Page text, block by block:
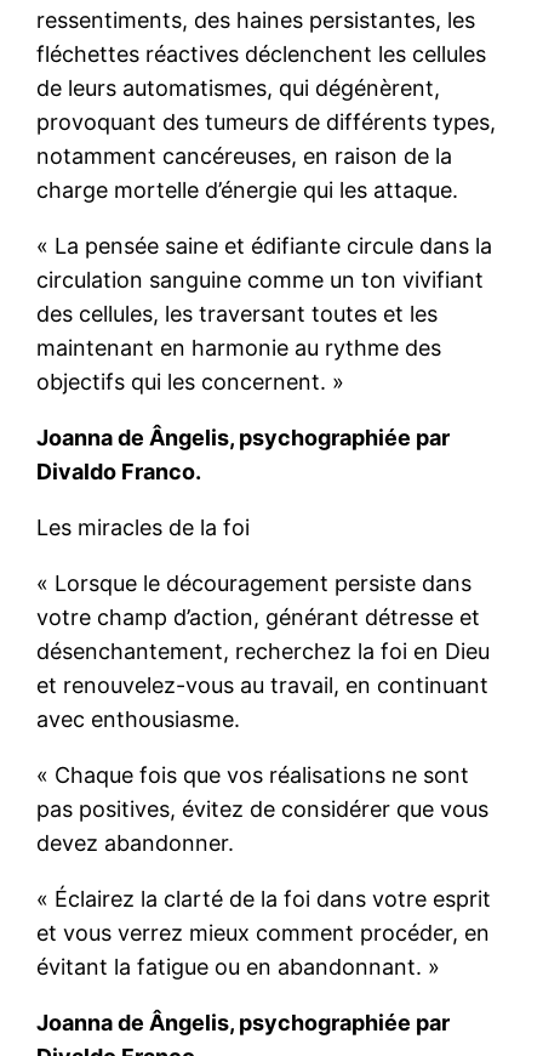
ressentiments, des haines persistantes, les
fléchettes réactives déclenchent les cellules
de leurs automatismes, qui dégénèrent,
provoquant des tumeurs de différents types,
notamment cancéreuses, en raison de la
charge mortelle d’énergie qui les attaque.
« La pensée saine et édifiante circule dans la
circulation sanguine comme un ton vivifiant
des cellules, les traversant toutes et les
maintenant en harmonie au rythme des
objectifs qui les concernent. »
Joanna de Ângelis, psychographiée par
Divaldo Franco.
Les miracles de la foi
« Lorsque le découragement persiste dans
votre champ d’action, générant détresse et
désenchantement, recherchez la foi en Dieu
et renouvelez-vous au travail, en continuant
avec enthousiasme.
« Chaque fois que vos réalisations ne sont
pas positives, évitez de considérer que vous
devez abandonner.
« Éclairez la clarté de la foi dans votre esprit
et vous verrez mieux comment procéder, en
évitant la fatigue ou en abandonnant. »
Joanna de Ângelis, psychographiée par